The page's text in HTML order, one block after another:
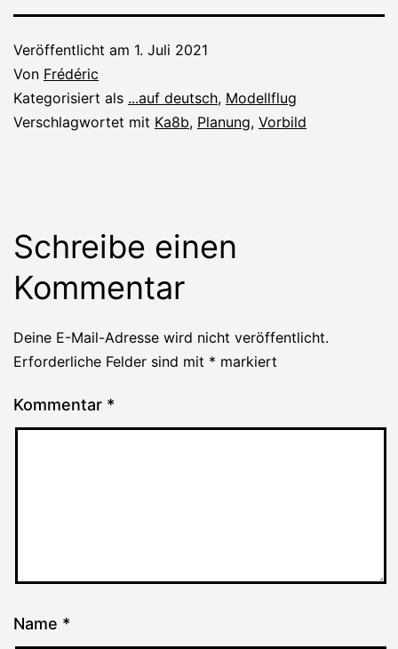
Veröffentlicht am 1. Juli 2021
Von Frédéric
Kategorisiert als ...auf deutsch, Modellflug
Verschlagwortet mit Ka8b, Planung, Vorbild
Schreibe einen
Kommentar
Deine E-Mail-Adresse wird nicht veröffentlicht.
Erforderliche Felder sind mit * markiert
Kommentar *
Name *